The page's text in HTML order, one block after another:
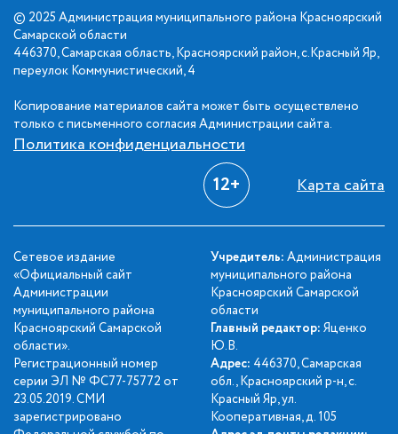
© 2025 Администрация муниципального района Красноярский
Самарской области
446370, Самарская область, Красноярский район, с.Красный Яр,
переулок Коммунистический, 4
Копирование материалов сайта может быть осуществлено
только с письменного согласия Администрации сайта.
Политика конфиденциальности
12+ Карта сайта
Сетевое издание
«Официальный сайт
Администрации
муниципального района
Красноярский Самарской
области».
Регистрационный номер
серии ЭЛ № ФС77-75772 от
23.05.2019. СМИ
зарегистрировано
Учредитель: Администрация
муниципального района
Красноярский Самарской
области
Главный редактор: Яценко
Ю.В.
Адрес: 446370, Самарская
обл., Красноярский р-н, с.
Красный Яр, ул.
Кооперативная, д. 105